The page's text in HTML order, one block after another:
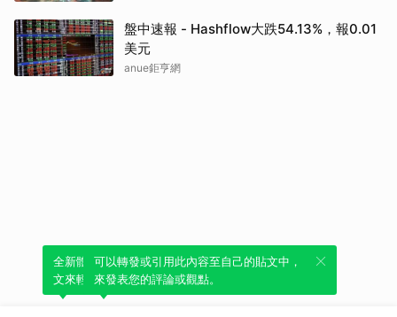
盤中速報 - Hashflow大跌54.13%，報0.01
美元
anue鉅亨網
全新體驗！一鍵引用此內容，透過發布貼
文來輕鬆表達個人立場。
可以轉發或引用此內容至自己的貼文中，
來發表您的評論或觀點。